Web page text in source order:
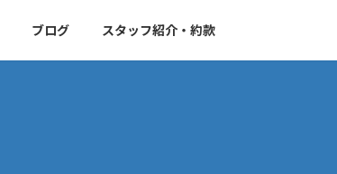
ブログ スタッフ紹介・約款